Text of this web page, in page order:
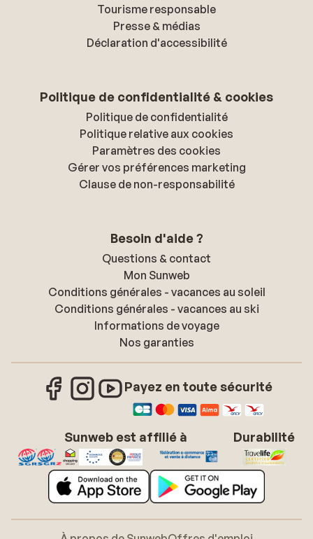
Tourisme responsable
Presse & médias
Déclaration d'accessibilité
Politique de confidentialité & cookies
Politique de confidentialité
Politique relative aux cookies
Paramètres des cookies
Gérer vos préférences marketing
Clause de non-responsabilité
Besoin d'aide ?
Questions & contact
Mon Sunweb
Conditions générales - vacances au soleil
Conditions générales - vacances au ski
Informations de voyage
Nos garanties
Payez en toute sécurité
Sunweb est affilié à Durabilité